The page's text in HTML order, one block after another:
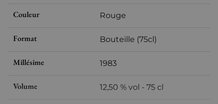
Couleur Rouge
Format Bouteille (75cl)
Millésime 1983
Volume 12,50 % vol - 75 cl